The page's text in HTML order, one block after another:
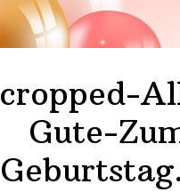
cropped-
Gute-